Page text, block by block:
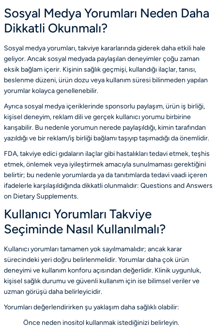
Sosyal Medya Yorumları Neden Daha
Dikkatli Okunmalı?
Sosyal medya yorumları, takviye kararlarında giderek daha etkili hale
geliyor. Ancak sosyal medyada paylaşılan deneyimler çoğu zaman
eksik bağlam içerir. Kişinin sağlık geçmişi, kullandığı ilaçlar, tanısı,
beslenme düzeni, ürün dozu veya kullanım süresi bilinmeden yapılan
yorumlar kolayca genellenebilir.
Ayrıca sosyal medya içeriklerinde sponsorlu paylaşım, ürün iş birliği,
kişisel deneyim, reklam dili ve gerçek kullanıcı yorumu birbirine
karışabilir. Bu nedenle yorumun nerede paylaşıldığı, kimin tarafından
yazıldığı ve bir reklam/iş birliği bağlamı taşıyıp taşımadığı da önemlidir.
FDA, takviye edici gıdaların ilaçlar gibi hastalıkları tedavi etmek, teşhis
etmek, önlemek veya iyileştirmek amacıyla sunulmaması gerektiğini
belirtir; bu nedenle yorumlarda ya da tanıtımlarda tedavi vaadi içeren
ifadelerle karşılaşıldığında dikkatli olunmalıdır: Questions and Answers
on Dietary Supplements.
Kullanıcı Yorumları Takviye
Seçiminde Nasıl Kullanılmalı?
Kullanıcı yorumları tamamen yok sayılmamalıdır; ancak karar
sürecindeki yeri doğru belirlenmelidir. Yorumlar daha çok ürün
deneyimi ve kullanım konforu açısından değerlidir. Klinik uygunluk,
kişisel sağlık durumu ve güvenli kullanım için ise bilimsel veriler ve
uzman görüşü daha belirleyicidir.
Yorumları değerlendirirken şu yaklaşım daha sağlıklı olabilir:
Önce neden inositol kullanmak istediğinizi belirleyin.